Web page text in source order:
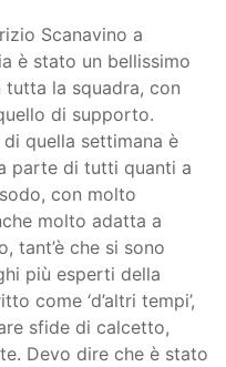
Scanavino a
è stato un bellissimo
la squadra, con
di supporto.
di quella settimana è
parte di tutti quanti a
con molto
molto adatta a
tant’è che si sono
più esperti della
come ‘d’altri tempi’,
sfide di calcetto,
Devo dire che è stato